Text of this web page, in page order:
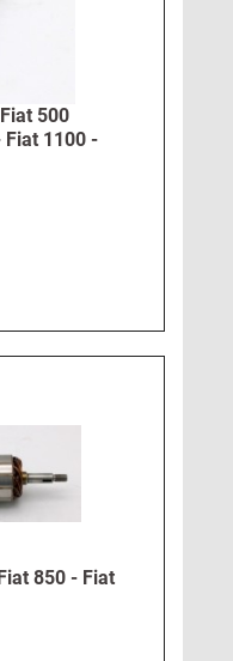
500
Fiat 1100 -
850 - Fiat